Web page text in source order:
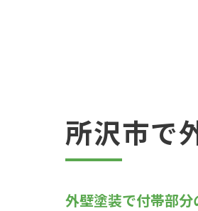
所沢市で
外壁塗装で付帯部